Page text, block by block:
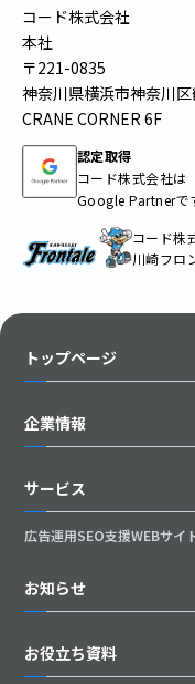
コード株式会社
本社
〒221-0835
神奈川県横浜市神奈川
CRANE CORNER 6F
認定取得
コード株式会社は
Google Partnerで
コード株
川崎フロ
トップページ
企業情報
サービス
広告運用SEO支援WEBサイ
お知らせ
お役立ち資料